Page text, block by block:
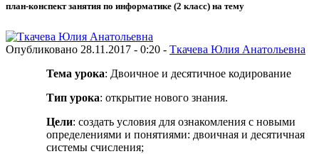
план-конспект занятия по информатике (2 класс) на тему
Опубликовано 28.11.2017 - 0:20 - Ткачева Юлия Анатольевна
Тема урока: Двоичное и десятичное кодирование
Тип урока: открытие нового знания.
Цели: создать условия для ознакомления с новыми
определениями и понятиями: двоичная и десятичная
системы счисления;